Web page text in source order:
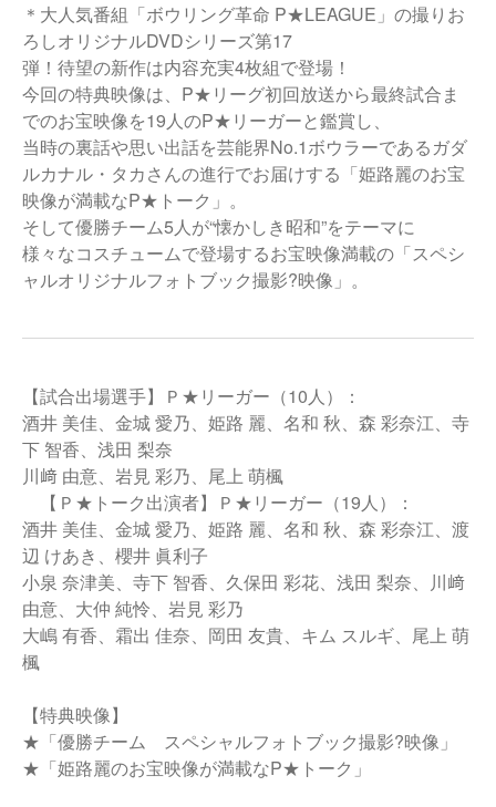
＊大人気番組「ボウリング革命 P★LEAGUE」の撮りお
ろしオリジナルDVDシリーズ第17
弾！待望の新作は内容充実4枚組で登場！
今回の特典映像は、P★リーグ初回放送から最終試合ま
でのお宝映像を19人のP★リーガーと鑑賞し、
当時の裏話や思い出話を芸能界No.1ボウラーであるガダ
ルカナル・タカさんの進行でお届けする「姫路麗のお宝
映像が満載なP★トーク」。
そして優勝チーム5人が“懐かしき昭和”をテーマに
様々なコスチュームで登場するお宝映像満載の「スペシ
ャルオリジナルフォトブック撮影?映像」。
【試合出場選手】Ｐ★リーガー（10人）：
酒井 美佳、金城 愛乃、姫路 麗、名和 秋、森 彩奈江、寺
下 智香、浅田 梨奈
川﨑 由意、岩見 彩乃、尾上 萌楓
【Ｐ★トーク出演者】Ｐ★リーガー（19人）：
酒井 美佳、金城 愛乃、姫路 麗、名和 秋、森 彩奈江、渡
辺 けあき、櫻井 眞利子
小泉 奈津美、寺下 智香、久保田 彩花、浅田 梨奈、川﨑
由意、大仲 純怜、岩見 彩乃
大嶋 有香、霜出 佳奈、岡田 友貴、キム スルギ、尾上 萌
楓
【特典映像】
★「優勝チーム スペシャルフォトブック撮影?映像」
★「姫路麗のお宝映像が満載なP★トーク」